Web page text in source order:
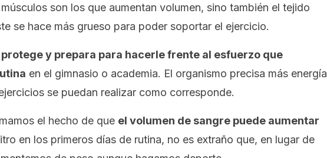
son los que aumentan volumen, sino también el tejido
se hace más grueso para poder soportar el ejercicio.
protege y prepara para hacerle frente al esfuerzo que
en el gimnasio o academia. El organismo precisa más energía
se puedan realizar como corresponde.
el hecho de que el volumen de sangre puede aumentar
en los primeros días de rutina, no es extraño que, en lugar de